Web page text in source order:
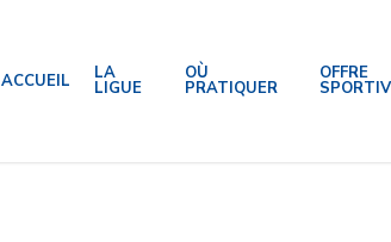
ACCUEIL LA
LIGUE
OÙ
PRATIQUER
OFFRE